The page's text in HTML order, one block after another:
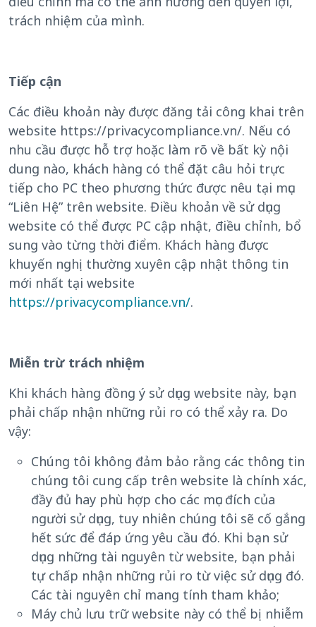
trách nhiệm của mình.
Tiếp cận
Các điều khoản này được đăng tải công khai trên
website https://privacycompliance.vn/. Nếu có
nhu cầu được hỗ trợ hoặc làm rõ về bất kỳ nội
dung nào, khách hàng có thể đặt câu hỏi trực
tiếp cho PC theo phương thức được nêu tại mục
“Liên Hệ” trên website. Điều khoản về sử dụng
website có thể được PC cập nhật, điều chỉnh, bổ
sung vào từng thời điểm. Khách hàng được
khuyến nghị thường xuyên cập nhật thông tin
mới nhất tại website
https://privacycompliance.vn/.
Miễn trừ trách nhiệm
Khi khách hàng đồng ý sử dụng website này, bạn
phải chấp nhận những rủi ro có thể xảy ra. Do
vậy:
Chúng tôi không đảm bảo rằng các thông tin
chúng tôi cung cấp trên website là chính xác,
đầy đủ hay phù hợp cho các mục đích của
người sử dụng, tuy nhiên chúng tôi sẽ cố gắng
hết sức để đáp ứng yêu cầu đó. Khi bạn sử
dụng những tài nguyên từ website, bạn phải
tự chấp nhận những rủi ro từ việc sử dụng đó.
Các tài nguyên chỉ mang tính tham khảo;
Máy chủ lưu trữ website này có thể bị nhiễm